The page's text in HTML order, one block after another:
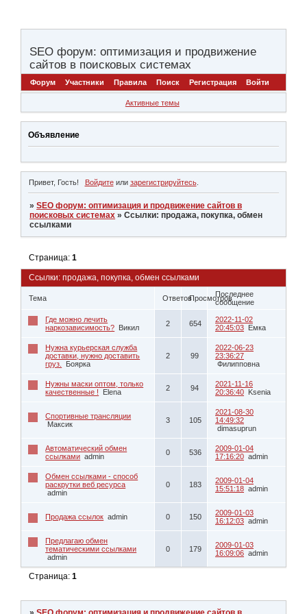
SEO форум: оптимизация и продвижение
сайтов в поисковых системах
Форум Участники Правила Поиск Регистрация Войти
Активные темы
Объявление
Привет, Гость! Войдитеили зарегистрируйтесь.
»SEO форум: оптимизация и продвижение сайтов в
поисковых системах »Ссылки: продажа, покупка, обмен
ссылками
Ссылки: продажа, покупка, обмен ссылками
Страница:1
Тема ОтветовПросмотровПоследнее
сообщение
Где можно лечить
наркозависимость? Викил 2 654
2022-11-02
20:45:03 Емка
Нужна курьерская служба
доставки, нужно доставить
груз.
Боярка
2 99
2022-06-23
23:36:27
Филипповна
Нужны маски оптом, только
качественные !
Elena 2 94
2021-11-16
20:36:40 Ksenia
Спортивные трансляции
Максик
3 105
2021-08-30
14:49:32
dimasuprun
Автоматический обмен
ссылками admin 0 536
2009-01-04
17:16:20 admin
Обмен ссылками - способ
раскрутки веб ресурса
admin
0 183
2009-01-04
15:51:18 admin
Продажа ссылок admin 0 150
2009-01-03
16:12:03 admin
Предлагаю обмен
тематическими ссылками
admin
0 179
2009-01-03
16:09:06 admin
Страница:1